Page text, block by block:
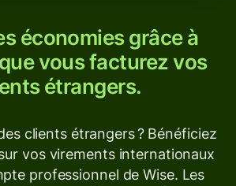
économies grâce à
vous facturez vos
étrangers.
clients étrangers ? Bénéficiez
vos virements internationaux
professionnel de Wise. Les